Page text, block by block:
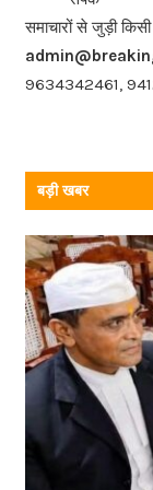
o
o
k
समाचारों से जुड़ी
9634342461,
बड़ी खबर